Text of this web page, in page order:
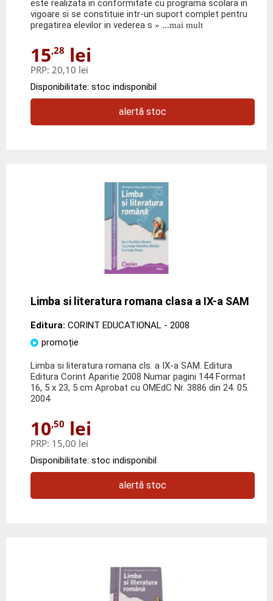
este realizata in conformitate cu programa scolara in
vigoare si se constituie intr-un suport complet pentru
pregatirea elevilor in vederea s » ...mai mult
15,28 lei
PRP: 20,10 lei
Disponibilitate: stoc indisponibil
alertă stoc
Limba si literatura romana clasa a IX-a SAM
Editura: CORINT EDUCATIONAL - 2008
promoție
Limba si literatura romana cls. a IX-a SAM. Editura
Editura Corint Aparitie 2008 Numar pagini 144 Format
16, 5 x 23, 5 cm Aprobat cu OMEdC Nr. 3886 din 24. 05.
2004
10,50 lei
PRP: 15,00 lei
Disponibilitate: stoc indisponibil
alertă stoc